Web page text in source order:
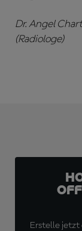
Dr. Angel
(Radiologe)
Erstelle jetzt